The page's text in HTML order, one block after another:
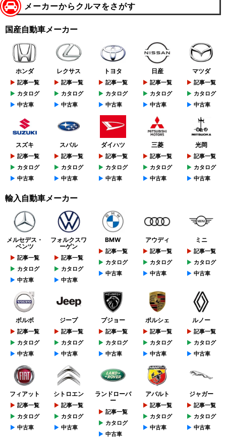
メーカーからクルマをさがす
国産自動車メーカー
ホンダ
記事一覧
カタログ
中古車
レクサス
記事一覧
カタログ
中古車
トヨタ
記事一覧
カタログ
中古車
日産
記事一覧
カタログ
中古車
マツダ
記事一覧
カタログ
中古車
スズキ
記事一覧
カタログ
中古車
スバル
記事一覧
カタログ
中古車
ダイハツ
記事一覧
カタログ
中古車
三菱
記事一覧
カタログ
中古車
光岡
記事一覧
カタログ
中古車
輸入自動車メーカー
メルセデス・
ベンツ
記事一覧
カタログ
中古車
フォルクスワ
ーゲン
記事一覧
カタログ
中古車
BMW
記事一覧
カタログ
中古車
アウディ
記事一覧
カタログ
中古車
ミニ
記事一覧
カタログ
中古車
ボルボ
記事一覧
カタログ
中古車
ジープ
記事一覧
カタログ
中古車
プジョー
記事一覧
カタログ
中古車
ポルシェ
記事一覧
カタログ
中古車
ルノー
記事一覧
カタログ
中古車
フィアット
記事一覧
カタログ
中古車
シトロエン
記事一覧
カタログ
中古車
ランドローバ
ー
記事一覧
カタログ
中古車
アバルト
記事一覧
カタログ
中古車
ジャガー
記事一覧
カタログ
中古車